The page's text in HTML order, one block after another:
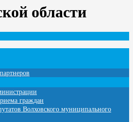
области
граждан
Волховского муниципального